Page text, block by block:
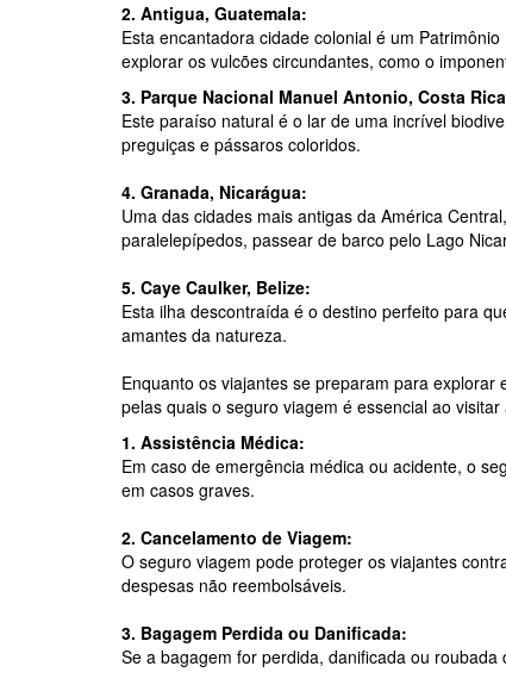
2. Antigua, Guatemala:
Esta encantadora cidade colonial é um
explorar os vulcões circundantes, como o
3. Parque Nacional Manuel Antonio, Costa
Este paraíso natural é o lar de uma incrível
preguiças e pássaros coloridos.
4. Granada, Nicarágua:
Uma das cidades mais antigas da América
paralelepípedos, passear de barco pelo Lago
5. Caye Caulker, Belize:
Esta ilha descontraída é o destino perfeito para
amantes da natureza.
Enquanto os viajantes se preparam para
pelas quais o seguro viagem é essencial ao
1. Assistência Médica:
Em caso de emergência médica ou acidente, o
em casos graves.
2. Cancelamento de Viagem:
O seguro viagem pode proteger os viajantes
despesas não reembolsáveis.
3. Bagagem Perdida ou Danificada:
Se a bagagem for perdida, danificada ou